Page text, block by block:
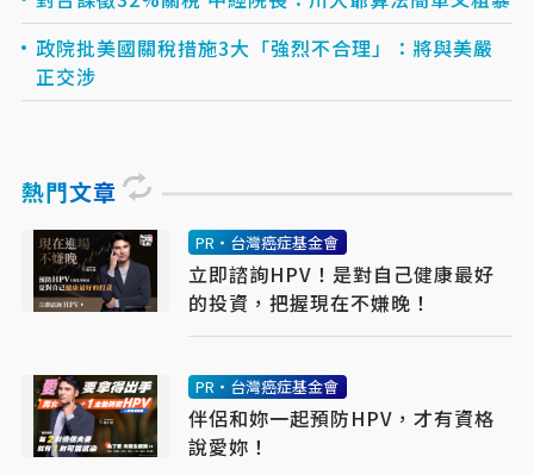
政院批美國關稅措施3大「強烈不合理」：將與美嚴
正交涉
熱門文章
PR・台灣癌症基金會
立即諮詢HPV！是對自己健康最好
的投資，把握現在不嫌晚！
PR・台灣癌症基金會
伴侶和妳一起預防HPV，才有資格
說愛妳！